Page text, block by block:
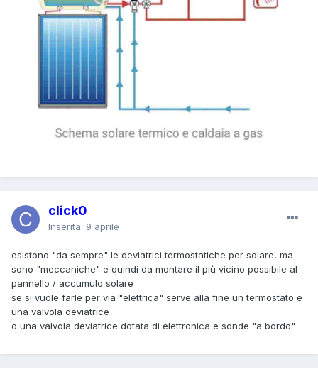
click0
Inserita: 9 aprile
esistono "da sempre" le deviatrici termostatiche per solare, ma
sono "meccaniche" e quindi da montare il più vicino possibile al
pannello / accumulo solare
se si vuole farle per via "elettrica" serve alla fine un termostato e
una valvola deviatrice
o una valvola deviatrice dotata di elettronica e sonde "a bordo"